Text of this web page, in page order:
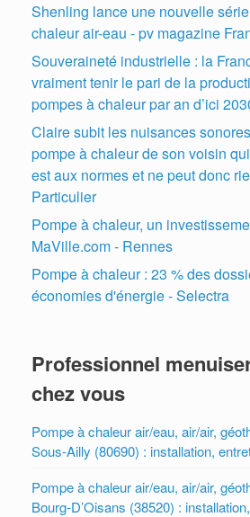
Shenling lance une nouvelle
chaleur air-eau - pv magazine
Souveraineté industrielle : la
vraiment tenir le pari de la
pompes à chaleur par an d’ici
Claire subit les nuisances
pompe à chaleur de son voisin
est aux normes et ne peut donc
Particulier
Pompe à chaleur, un
MaVille.com - Rennes
Pompe à chaleur : 23 % des
économies d'énergie - Selectra
Professionnel
chez vous
Pompe à chaleur air/eau, air/air,
Sous-Ailly (80690) : installation,
Pompe à chaleur air/eau, air/air,
Bourg-D’Oisans (38520) :